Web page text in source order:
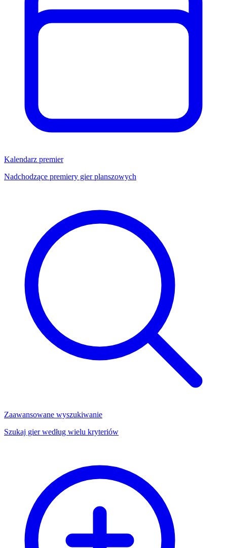
Kalendarz premier
Nadchodzące premiery gier planszowych
Zaawansowane wyszukiwanie
Szukaj gier według wielu kryteriów